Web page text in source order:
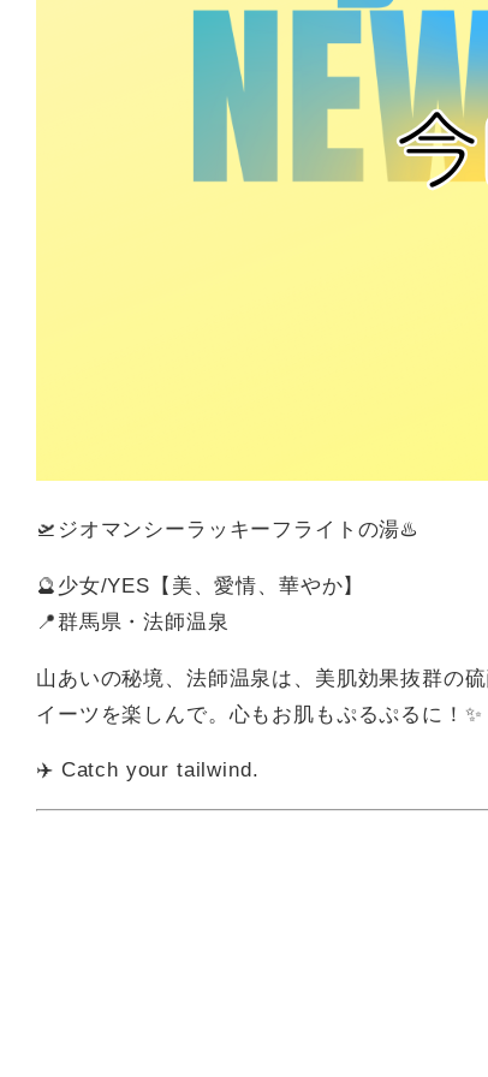
🛫ジオマンシーラッキーフライトの湯♨️
🔮少女/YES【美、愛情、華やか】
📍群馬県・法師温泉
山あいの秘境、法師温泉は、美肌効果抜群の
イーツを楽しんで。心もお肌もぷるぷるに！✨
✈️ Catch your tailwind.